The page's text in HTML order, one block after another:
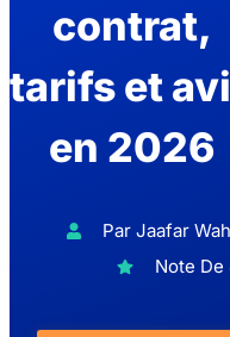
contrat,
tarifs et
en 2026
Par Jaafar
Note